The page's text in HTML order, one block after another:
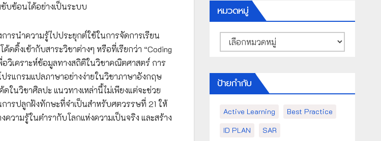
บซ้อนได้อย่างเป็นระบบ
ารนำความรู้ไปประยุกต์ใช้ในการจัดการเรียน
ดิ้งเข้ากับสาระวิชาต่างๆ หรือที่เรียกว่า “Coding
อวิเคราะห์ข้อมูลทางสถิติในวิชาคณิตศาสตร์ การ
รแกรมแปลภาษาอย่างง่ายในวิชาภาษาอังกฤษ
ในวิชาศิลปะ แนวทางเหล่านี้ไม่เพียงแต่จะช่วย
ารปลูกฝังทักษะที่จำเป็นสำหรับศตวรรษที่ 21 ให้
วามรู้ในตำรากับโลกแห่งความเป็นจริง และสร้าง
หมวดหมู่
หมวด
หมู่
ป้ายกำกับ
Active Learning
Best Practice
ID PLAN
SAR